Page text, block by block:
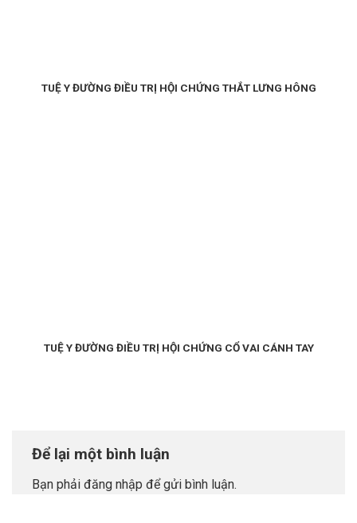
TUỆ Y ĐƯỜNG ĐIỀU TRỊ HỘI CHỨNG THẮT LƯNG HÔNG
TUỆ Y ĐƯỜNG ĐIỀU TRỊ HỘI CHỨNG CỔ VAI CÁNH TAY
Để lại một bình luận
Bạn phải đăng nhập để gửi bình luận.